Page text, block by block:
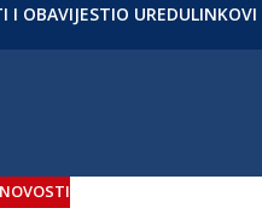
I OBAVIJESTIO UREDULINKOVI
NOVOSTI